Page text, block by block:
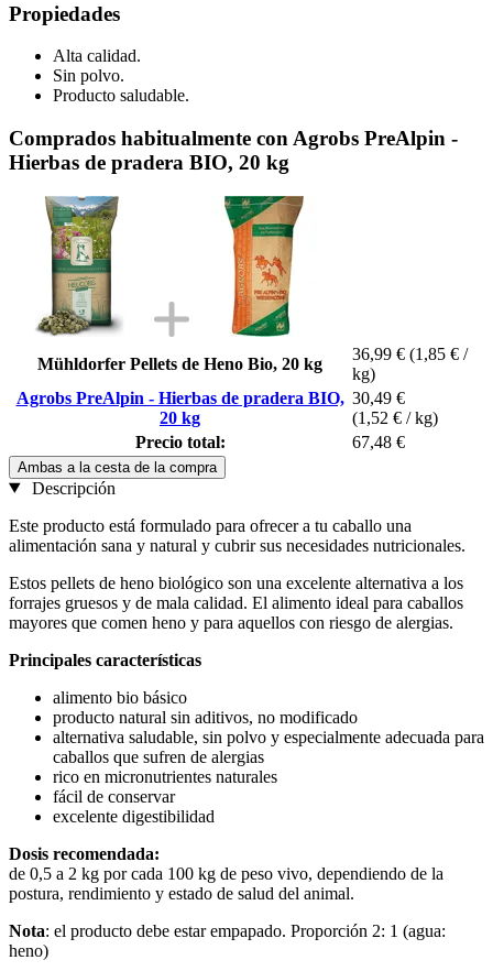
Propiedades
Alta calidad.
Sin polvo.
Producto saludable.
Comprados habitualmente con Agrobs PreAlpin -
Hierbas de pradera BIO, 20 kg
Mühldorfer Pellets de Heno Bio, 20 kg
36,99 € (1,85 € /
kg)
Agrobs PreAlpin - Hierbas de pradera BIO,
20 kg
30,49 €
(1,52 € / kg)
Precio total:
67,48 €
Ambas a la cesta de la compra
Descripción
Este producto está formulado para ofrecer a tu caballo una
alimentación sana y natural y cubrir sus necesidades nutricionales.
Estos pellets de heno biológico son una excelente alternativa a los
forrajes gruesos y de mala calidad. El alimento ideal para caballos
mayores que comen heno y para aquellos con riesgo de alergias.
Principales características
alimento bio básico
producto natural sin aditivos, no modificado
alternativa saludable, sin polvo y especialmente adecuada para
caballos que sufren de alergias
rico en micronutrientes naturales
fácil de conservar
excelente digestibilidad
Dosis recomendada:
de 0,5 a 2 kg por cada 100 kg de peso vivo, dependiendo de la
postura, rendimiento y estado de salud del animal.
Nota: el producto debe estar empapado. Proporción 2: 1 (agua:
heno)